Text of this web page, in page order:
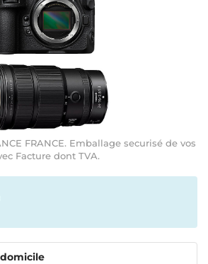
FRANCE. Emballage securisé de vos
Facture dont TVA.